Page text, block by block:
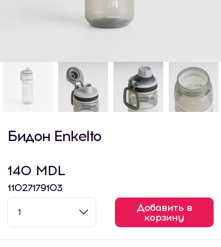
Бидон Enkelto
140 MDL
11027179103
1
Добавить в
корзину